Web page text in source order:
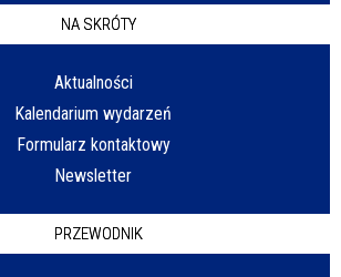
NA SKRÓTY
Aktualności
Kalendarium wydarzeń
Formularz kontaktowy
Newsletter
PRZEWODNIK